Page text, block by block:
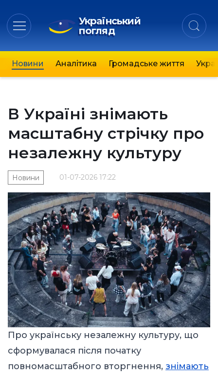
Український
погляд
Новини Аналітика Громадське життя
В Україні знімають
масштабну стрічку про
незалежну культуру
01-07-2026 17:22
Новини
Про українську незалежну культуру, що
сформувалася після початку
повномасштабного вторгнення, знімають